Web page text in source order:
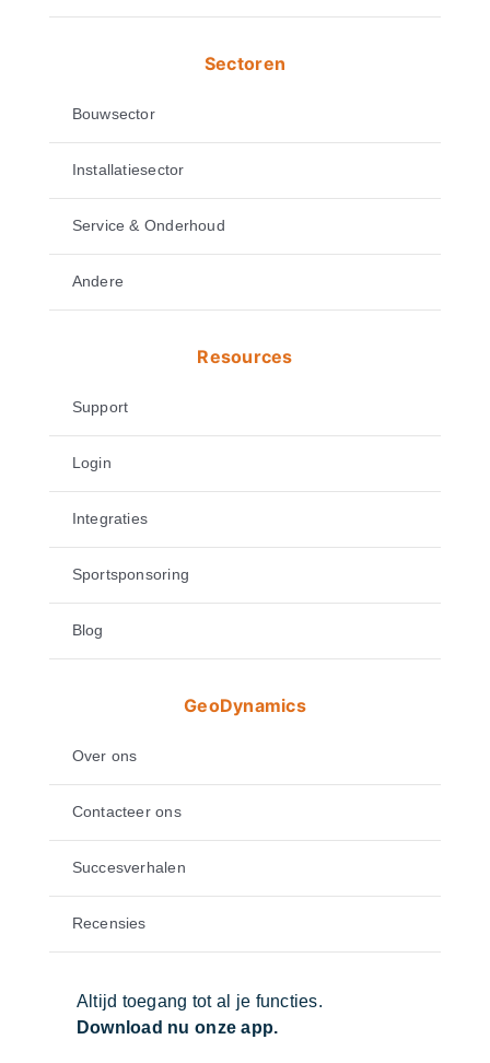
Sectoren
Bouwsector
Installatiesector
Service & Onderhoud
Andere
Resources
Support
Login
Integraties
Sportsponsoring
Blog
GeoDynamics
Over ons
Contacteer ons
Succesverhalen
Recensies
Altijd toegang tot al je functies.
Download nu onze app.